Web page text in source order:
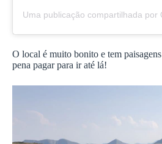
O local é muito bonito e tem
pena pagar para ir até lá!